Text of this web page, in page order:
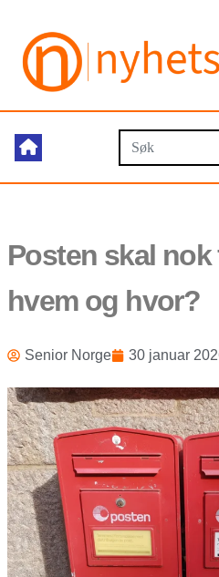
Posten skal nok
hvem og hvor?
Senior Norge 30 januar